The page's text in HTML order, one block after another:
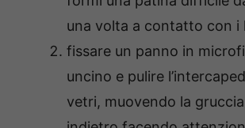
una volta a contatto con i
fissare un panno in
uncino e pulire
vetri, muovendo la